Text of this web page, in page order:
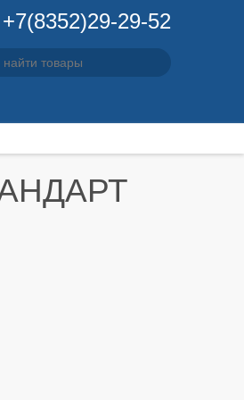
+7(8352)29-29-52